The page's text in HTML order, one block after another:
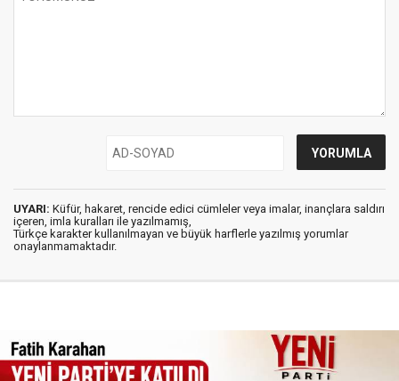
UYARI: Küfür, hakaret, rencide edici cümleler veya imalar, inançlara saldırı
içeren, imla kuralları ile yazılmamış,
Türkçe karakter kullanılmayan ve büyük harflerle yazılmış yorumlar
onaylanmamaktadır.